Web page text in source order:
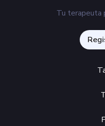
Tu terapeuta